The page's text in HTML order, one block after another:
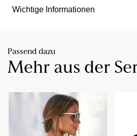
Wichtige Informationen
Passend dazu
Mehr aus der